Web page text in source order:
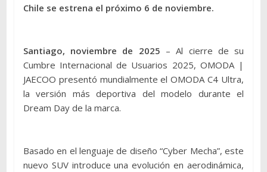
Chile se estrena el próximo 6 de noviembre.
Santiago, noviembre de 2025 – Al cierre de su
Cumbre Internacional de Usuarios 2025, OMODA |
JAECOO presentó mundialmente el OMODA C4 Ultra,
la versión más deportiva del modelo durante el
Dream Day de la marca.
Basado en el lenguaje de diseño “Cyber Mecha”, este
nuevo SUV introduce una evolución en aerodinámica,